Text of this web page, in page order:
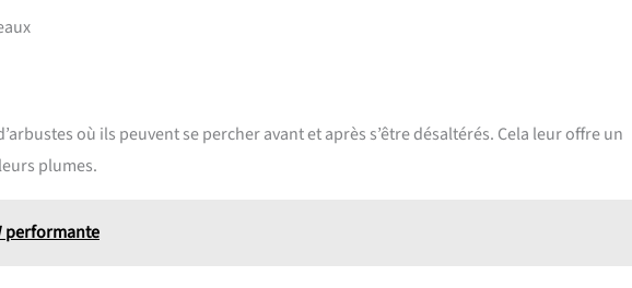
où ils peuvent se percher avant et après s’être désaltérés. Cela leur offre un
plumes.
performante